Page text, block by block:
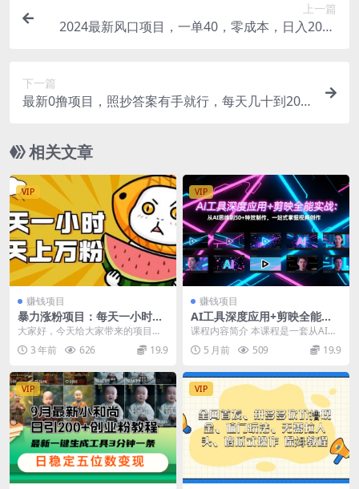
上一篇
2024最新风口项目，一单40，零成本，日入2000
下一篇
最新0撸项目，照抄答案有手就行，每天几十到200
相关文章
VIP
赚钱项目
暴力涨粉项目：每天一小时，
七天上万粉
大家好，今天给大家带来的项目是
《每天一小时，7天上万粉》的暴力
涨粉课程，大家肯定...
3 年前 626 19.9
VIP
赚钱项目
AI工具深度应用+剪映全能实
战：从AI思维到50+特效制
作，一站式掌握视频创作
课程内容简介 本课程是一套从AI思
维培养到剪映实战应用的全能型技
能提升体系，旨在...
5 月前 509 19.9
VIP VIP